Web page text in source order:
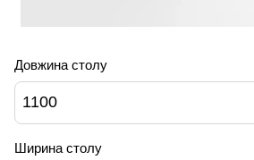
Довжина столу
1100
Ширина столу